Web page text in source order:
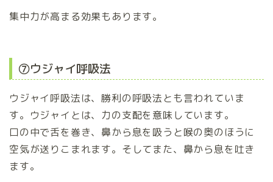
集中力が高まる効果もあります。
⑦ウジャイ呼吸法
ウジャイ呼吸法は、勝利の呼吸法とも言われていま
す。ウジャイとは、力の支配を意味しています。
口の中で舌を巻き、鼻から息を吸うと喉の奥のほうに
空気が送りこまれます。そしてまた、鼻から息を吐き
ます。